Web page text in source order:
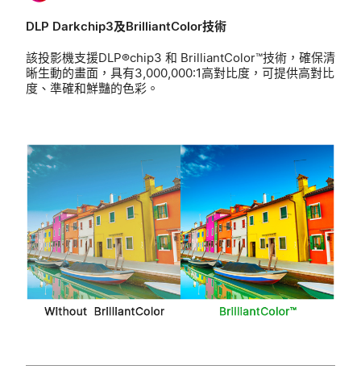
DLP Darkchip3及BrilliantColor技術
該投影機支援DLP®chip3 和 BrilliantColor™技術，確保清
晰生動的畫面，具有3,000,000:1高對比度，可提供高對比
度、準確和鮮豔的色彩。